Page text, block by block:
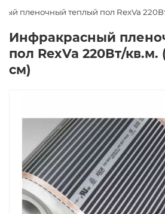
пленочный теплый пол RexVa
Инфракрасный
пол RexVa 220Вт/
см)